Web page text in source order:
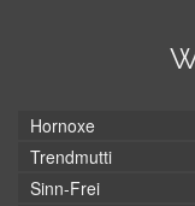
Hornoxe
Trendmutti
Sinn-Frei